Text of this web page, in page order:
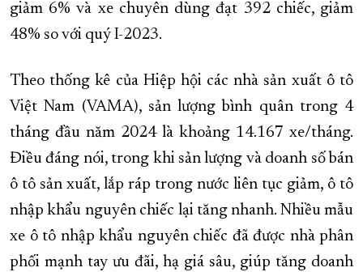
giảm 6% và xe chuyên dùng đạt 392 chiếc, giảm
48% so với quý I-2023.
Theo thống kê của Hiệp hội các nhà sản xuất ô tô
Việt Nam (VAMA), sản lượng bình quân trong 4
tháng đầu năm 2024 là khoảng 14.167 xe/tháng.
Điều đáng nói, trong khi sản lượng và doanh số bán
ô tô sản xuất, lắp ráp trong nước liên tục giảm, ô tô
nhập khẩu nguyên chiếc lại tăng nhanh. Nhiều mẫu
xe ô tô nhập khẩu nguyên chiếc đã được nhà phân
phối mạnh tay ưu đãi, hạ giá sâu, giúp tăng doanh